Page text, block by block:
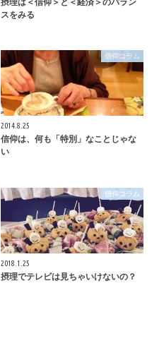
スをみる
信仰コラム
2014.8.25
信仰は、何も「特別」なことじゃな
い
信仰コラム
2018.1.25
摂理でテレビは見ちゃいけないの？